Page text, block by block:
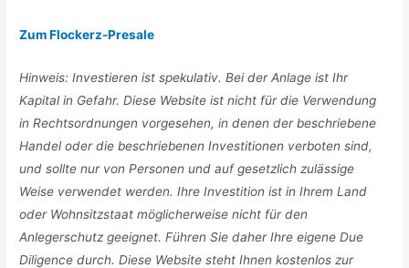
Zum Flockerz-Presale
Hinweis: Investieren ist spekulativ. Bei der Anlage ist Ihr
Kapital in Gefahr. Diese Website ist nicht für die Verwendung
in Rechtsordnungen vorgesehen, in denen der beschriebene
Handel oder die beschriebenen Investitionen verboten sind,
und sollte nur von Personen und auf gesetzlich zulässige
Weise verwendet werden. Ihre Investition ist in Ihrem Land
oder Wohnsitzstaat möglicherweise nicht für den
Anlegerschutz geeignet. Führen Sie daher Ihre eigene Due
Diligence durch. Diese Website steht Ihnen kostenlos zur